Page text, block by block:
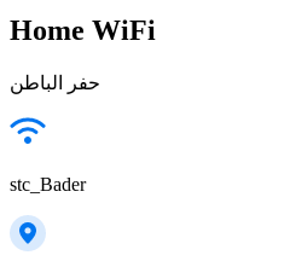
Home WiFi
حفر الباطن
stc_Bader